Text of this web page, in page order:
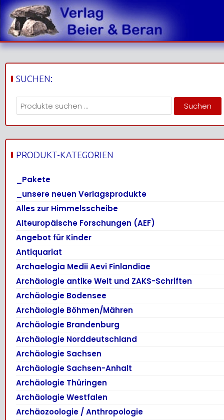
Skip
to
content
SUCHEN:
Suchen
nach: Suchen
PRODUKT-KATEGORIEN
_Pakete
_unsere neuen Verlagsprodukte
Alles zur Himmelsscheibe
Alteuropäische Forschungen (AEF)
Angebot für Kinder
Antiquariat
Archaelogia Medii Aevi Finlandiae
Archäologie antike Welt und ZAKS-Schriften
Archäologie Bodensee
Archäologie Böhmen/Mähren
Archäologie Brandenburg
Archäologie Norddeutschland
Archäologie Sachsen
Archäologie Sachsen-Anhalt
Archäologie Thüringen
Archäologie Westfalen
Archäozoologie / Anthropologie